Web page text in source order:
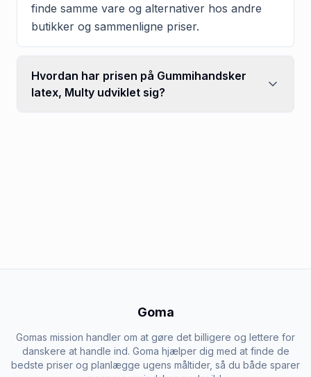
finde samme vare og alternativer hos andre
butikker og sammenligne priser.
Hvordan har prisen på Gummihandsker
latex, Multy udviklet sig?
Goma
Gomas mission handler om at gøre det billigere og lettere for
danskere at handle ind. Goma hjælper dig med at finde de
bedste priser og planlægge ugens måltider, så du både sparer